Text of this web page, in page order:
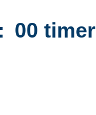
: 00 timer